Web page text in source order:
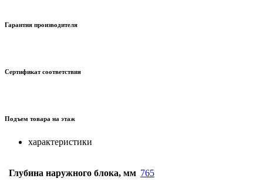
Гарантия производителя
Сертификат соответствия
Подъем товара на этаж
характеристики
Глубина наружного блока, мм 765